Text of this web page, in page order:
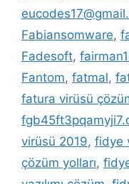
Fabiansomware,
Fadesoft,
Fantom, fatmal,
fatura virüsü
virüsü 2019, fidye
çözüm yolları,